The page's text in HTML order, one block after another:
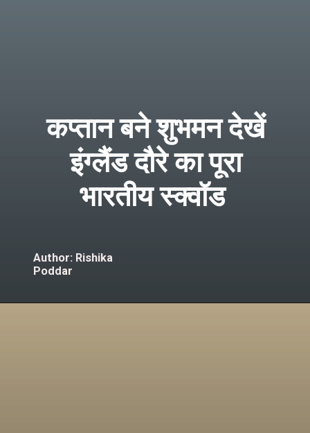
कप्तान बने शुभमन देखें
इंग्लैंड दौरे का पूरा
भारतीय स्क्वॉड
Author: Rishika
Poddar